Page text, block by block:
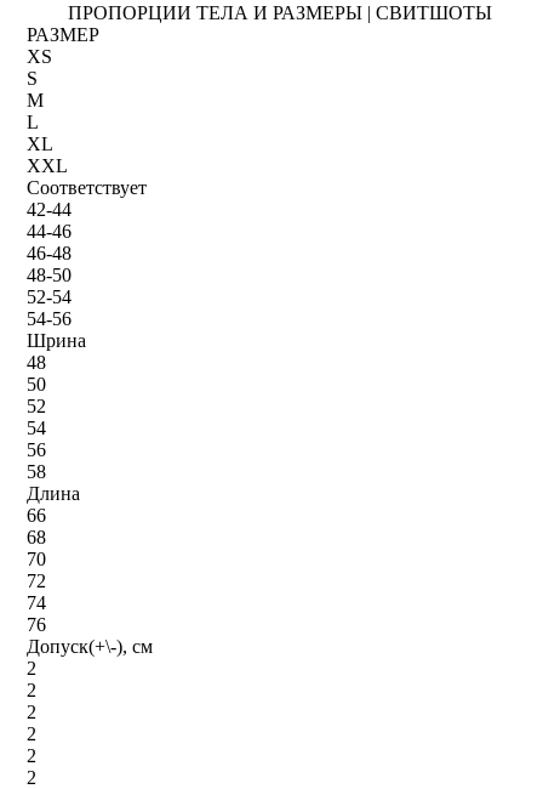
ПРОПОРЦИИ ТЕЛА И РАЗМЕРЫ | СВИТШОТЫ
РАЗМЕР
XS
S
M
L
XL
XXL
Соответствует
42-44
44-46
46-48
48-50
52-54
54-56
Шрина
48
50
52
54
56
58
Длина
66
68
70
72
74
76
Допуск(+\-), см
2
2
2
2
2
2